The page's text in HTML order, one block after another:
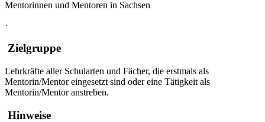
Mentorinnen und Mentoren in Sachsen
·
Zielgruppe
Lehrkräfte aller Schularten und Fächer, die erstmals als
Mentorin/Mentor eingesetzt sind oder eine Tätigkeit als
Mentorin/Mentor anstreben.
Hinweise